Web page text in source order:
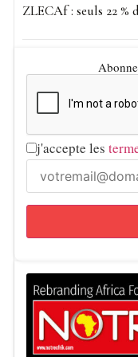
nécessitant des
citoyens marocains
20,8 % d’étrangers.
systématique pour
procéduraux.
ZLECAf : seuls 22 %
j'accepte les